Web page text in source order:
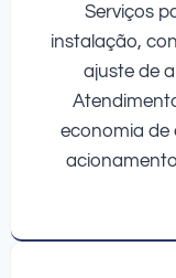
Serviços
instalação,
ajuste de
economia de